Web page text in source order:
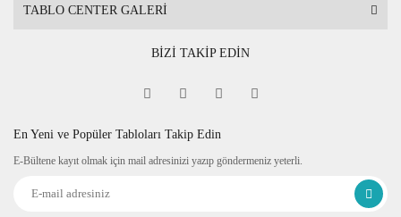
Nakliye sırasında hasar
TABLO CENTER GALERİ
BİZİ TAKİP EDİN
En Yeni ve Popüler Tabloları Takip Edin
E-Bültene kayıt olmak için mail adresinizi yazıp göndermeniz yeterli.